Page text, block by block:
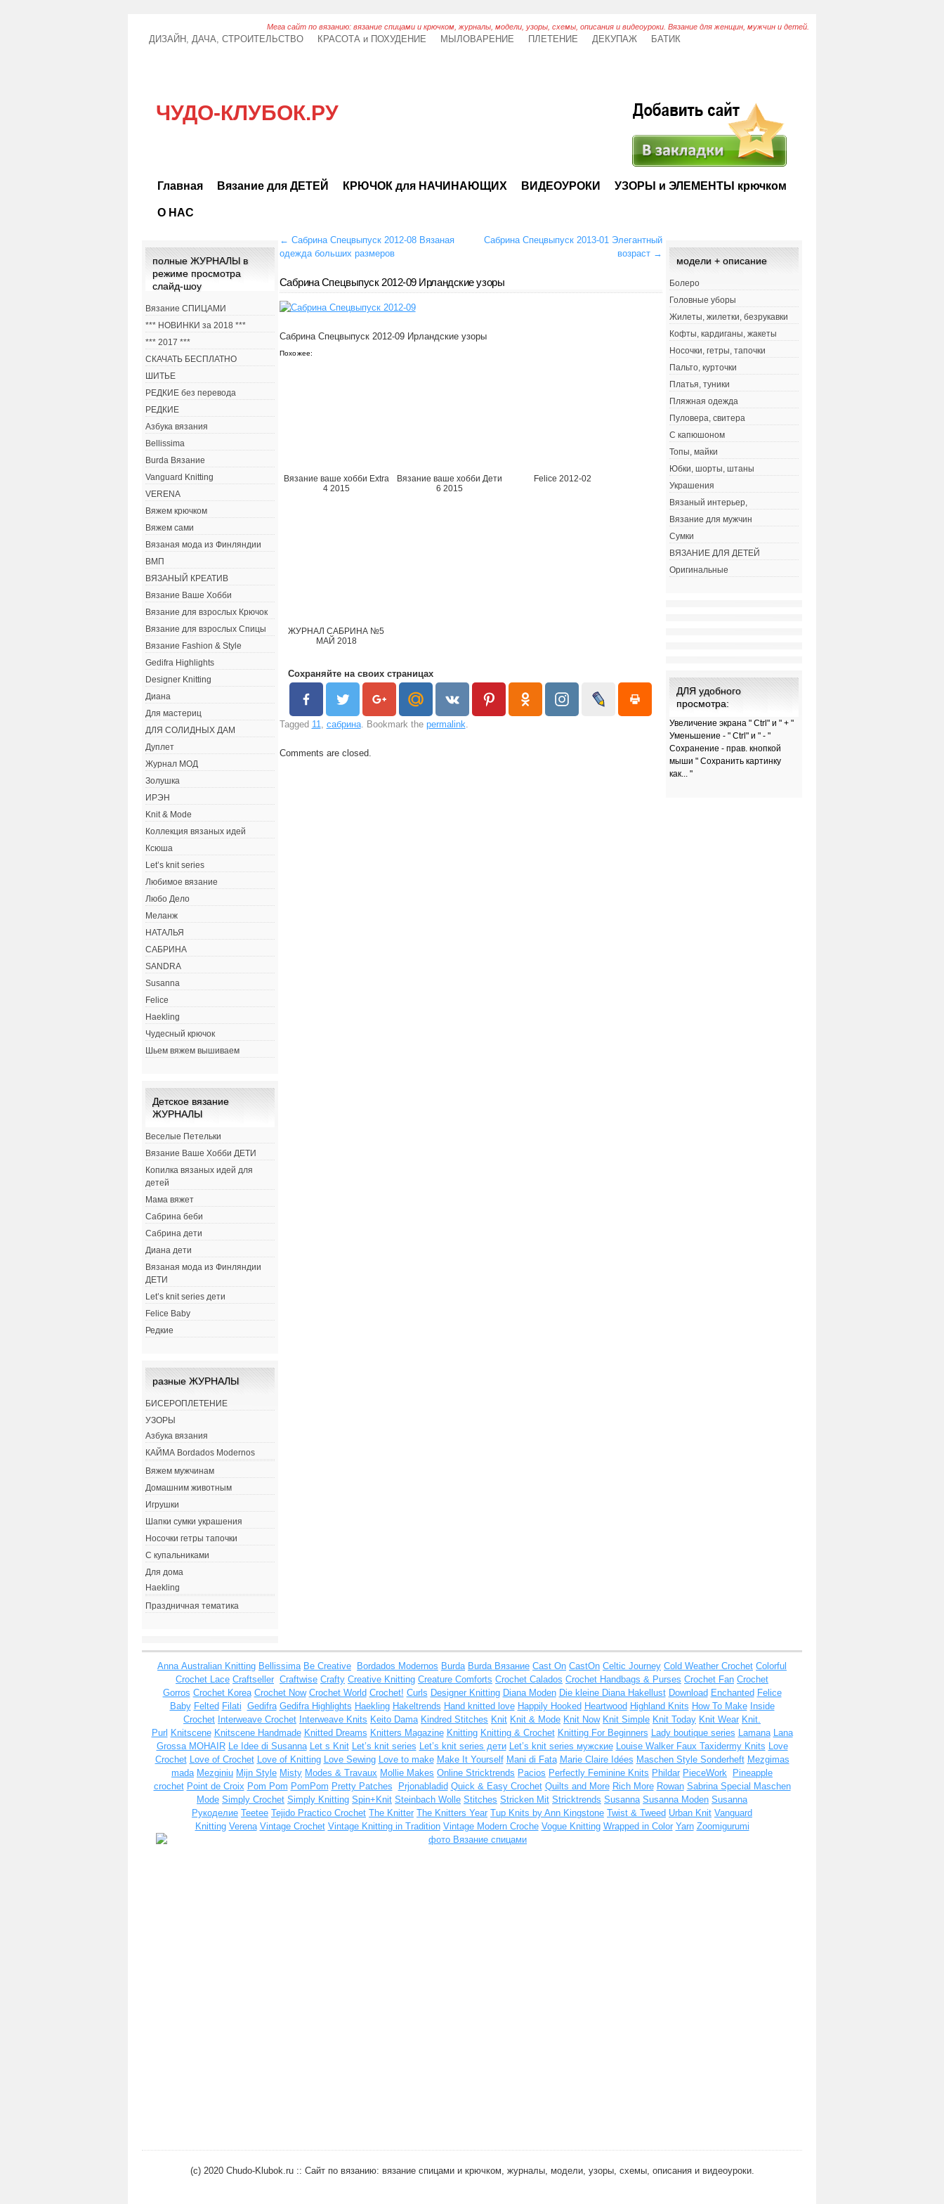
Мега сайт по вязанию: вязание спицами и крючком, журналы, модели, узоры, схемы, описания и видеоуроки. Вязание для женщин, мужчин и детей.
ДИЗАЙН, ДАЧА, СТРОИТЕЛЬСТВО КРАСОТА и ПОХУДЕНИЕ МЫЛОВАРЕНИЕ ПЛЕТЕНИЕ ДЕКУПАЖ БАТИК
ЧУДО-КЛУБОК.РУ
Главная Вязание для ДЕТЕЙ КРЮЧОК для НАЧИНАЮЩИХ ВИДЕОУРОКИ УЗОРЫ и ЭЛЕМЕНТЫ крючком
О НАС
← Сабрина Спецвыпуск 2012-08 Вязаная
одежда больших размеров
Сабрина Спецвыпуск 2013-01 Элегантный
возраст →
Сабрина Спецвыпуск 2012-09 Ирландские узоры
Сабрина Спецвыпуск 2012-09 Ирландские узоры
Похожее:
Вязание ваше хобби Extra
4 2015
Вязание ваше хобби Дети
6 2015
Felice 2012-02
ЖУРНАЛ САБРИНА №5
МАЙ 2018
Сохраняйте на своих страницах
Tagged 11 сабрина. Bookmark the permalink
Comments are closed.
полные ЖУРНАЛЫ в
режиме просмотра
слайд-шоу
Вязание СПИЦАМИ
*** НОВИНКИ за 2018 ***
*** 2017 ***
СКАЧАТЬ БЕСПЛАТНО
ШИТЬЕ
РЕДКИЕ без перевода
РЕДКИЕ
Азбука вязания
Bellissima
Burda Вязание
Vanguard Knitting
VERENA
Вяжем крючком
Вяжем сами
Вязаная мода из Финляндии
ВМП
ВЯЗАНЫЙ КРЕАТИВ
Вязание Ваше Хобби
Вязание для взрослых Крючок
Вязание для взрослых Спицы
Вязание Fashion & Style
Gedifra Highlights
Designer Knitting
Диана
Для мастериц
ДЛЯ СОЛИДНЫХ ДАМ
Дуплет
Журнал МОД
Золушка
ИРЭН
Knit & Mode
Коллекция вязаных идей
Ксюша
Let’s knit series
Любимое вязание
Любо Дело
Меланж
НАТАЛЬЯ
САБРИНА
SANDRA
Susanna
Felice
Haekling
Чудесный крючок
Шьем вяжем вышиваем
Детское вязание
ЖУРНАЛЫ
Веселые Петельки
Вязание Ваше Хобби ДЕТИ
Копилка вязаных идей для
детей
Мама вяжет
Сабрина беби
Сабрина дети
Диана дети
Вязаная мода из Финляндии
ДЕТИ
Let’s knit series дети
Felice Baby
Редкие
разные ЖУРНАЛЫ
БИСЕРОПЛЕТЕНИЕ
УЗОРЫ
Азбука вязания
КАЙМА Bordados Modernos
Вяжем мужчинам
Домашним животным
Игрушки
Шапки сумки украшения
Носочки гетры тапочки
С купальниками
Для дома
Haekling
Праздничная тематика
модели + описание
Болеро
Головные уборы
Жилеты, жилетки, безрукавки
Кофты, кардиганы, жакеты
Носочки, гетры, тапочки
Пальто, курточки
Платья, туники
Пляжная одежда
Пуловера, свитера
С капюшоном
Топы, майки
Юбки, шорты, штаны
Украшения
Вязаный интерьер,
Вязание для мужчин
Сумки
ВЯЗАНИЕ ДЛЯ ДЕТЕЙ
Оригинальные
ДЛЯ удобного
просмотра:
Увеличение экрана " Ctrl" и " + "
Уменьшение - " Ctrl" и " - "
Сохранение - прав. кнопкой
мыши " Сохранить картинку
как... "
Anna Australian Knitting Bellissima Be Creative Bordados Modernos Burda Burda Вязание Cast On CastOn Celtic Journey Cold Weather Crochet Colorful
Crochet Lace Craftseller Craftwise Crafty Creative Knitting Creature Comforts Crochet Calados Crochet Handbags & Purses Crochet Fan Crochet
Gorros Crochet Korea Crochet Now Crochet World Crochet! Curls Designer Knitting Diana Moden Die kleine Diana Hakellust Download Enchanted Felice
Baby Felted Filati Gedifra Gedifra Highlights Haekling Hakeltrends Hand knitted love Happily Hooked Heartwood Highland Knits How To Make Inside
Crochet Interweave Crochet Interweave Knits Keito Dama Kindred Stitches Knit Knit & Mode Knit Now Knit Simple Knit Today Knit Wear Knit.
Purl Knitscene Knitscene Handmade Knitted Dreams Knitters Magazine Knitting Knitting & Crochet Knitting For Beginners Lady boutique series Lamana Lana
Grossa MOHAIR Le Idee di Susanna Let s Knit Let’s knit series Let’s knit series дети Let’s knit series мужские Louise Walker Faux Taxidermy Knits Love
Crochet Love of Crochet Love of Knitting Love Sewing Love to make Make It Yourself Mani di Fata Marie Claire Idées Maschen Style Sonderheft Mezgimas
mada Mezginiu Mijn Style Misty Modes & Travaux Mollie Makes Online Stricktrends Pacios Perfectly Feminine Knits Phildar PieceWork
Pineapple
crochet Point de Croix Pom Pom PomPom Pretty Patches Prjonabladid Quick & Easy Crochet Quilts and More Rich More Rowan Sabrina Special Maschen
Mode Simply Crochet Simply Knitting Spin+Knit Steinbach Wolle Stitches Stricken Mit Stricktrends Susanna Susanna Moden Susanna
Рукоделие Teetee Tejido Practico Crochet The Knitter The Knitters Year Tup Knits by Ann Kingstone Twist & Tweed Urban Knit Vanguard
Knitting Verena Vintage Crochet Vintage Knitting in Tradition Vintage Modern Croche Vogue Knitting Wrapped in Color Yarn Zoomigurumi
(c) 2020 Chudo-Klubok.ru :: Сайт по вязанию: вязание спицами и крючком, журналы, модели, узоры, схемы, описания и видеоуроки.